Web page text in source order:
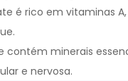
é rico em vitaminas A,
contém minerais
e nervosa.